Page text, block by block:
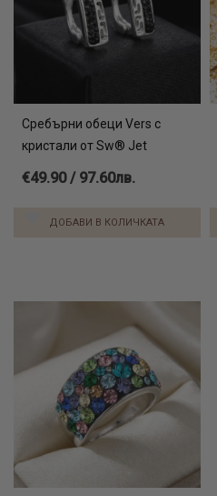
Сребърни обеци Vers с
кристали от Sw® Jet
€49.90 / 97.60лв.
ДОБАВИ В КОЛИЧКАТА